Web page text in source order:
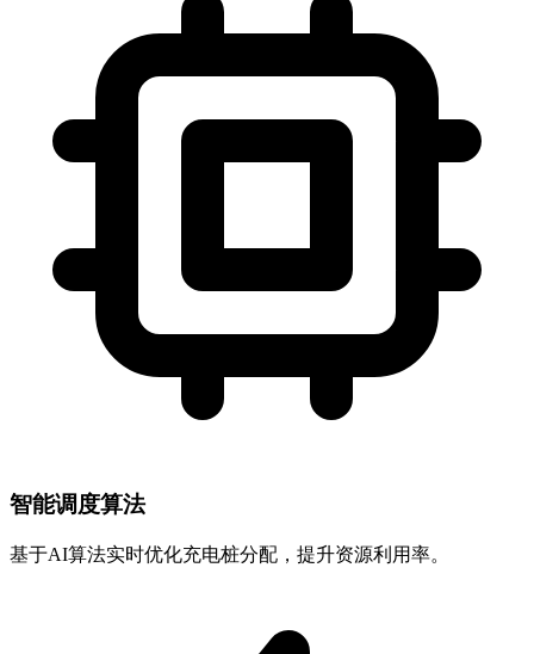
智能调度算法
基于AI算法实时优化充电桩分配，提升资源利用率。